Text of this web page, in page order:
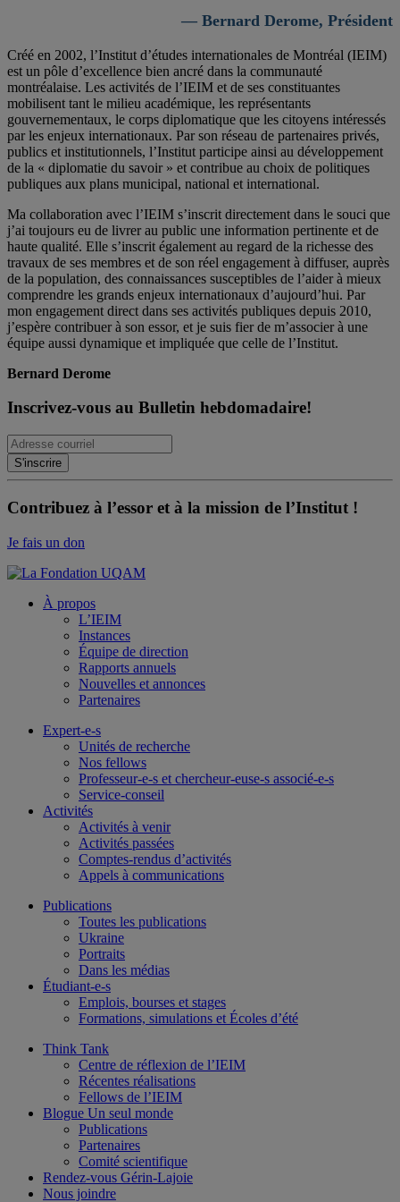
— Bernard Derome, Président
Créé en 2002, l’Institut d’études internationales de Montréal (IEIM)
est un pôle d’excellence bien ancré dans la communauté
montréalaise. Les activités de l’IEIM et de ses constituantes
mobilisent tant le milieu académique, les représentants
gouvernementaux, le corps diplomatique que les citoyens intéressés
par les enjeux internationaux. Par son réseau de partenaires privés,
publics et institutionnels, l’Institut participe ainsi au développement
de la « diplomatie du savoir » et contribue au choix de politiques
publiques aux plans municipal, national et international.
Ma collaboration avec l’IEIM s’inscrit directement dans le souci que
j’ai toujours eu de livrer au public une information pertinente et de
haute qualité. Elle s’inscrit également au regard de la richesse des
travaux de ses membres et de son réel engagement à diffuser, auprès
de la population, des connaissances susceptibles de l’aider à mieux
comprendre les grands enjeux internationaux d’aujourd’hui. Par
mon engagement direct dans ses activités publiques depuis 2010,
j’espère contribuer à son essor, et je suis fier de m’associer à une
équipe aussi dynamique et impliquée que celle de l’Institut.
Bernard Derome
Inscrivez-vous au Bulletin hebdomadaire!
Contribuez à l’essor et à la mission de l’Institut !
Je fais un don
À propos
L’IEIM
Instances
Équipe de direction
Rapports annuels
Nouvelles et annonces
Partenaires
Expert-e-s
Unités de recherche
Nos fellows
Professeur-e-s et chercheur-euse-s associé-e-s
Service-conseil
Activités
Activités à venir
Activités passées
Comptes-rendus d’activités
Appels à communications
Publications
Toutes les publications
Ukraine
Portraits
Dans les médias
Étudiant-e-s
Emplois, bourses et stages
Formations, simulations et Écoles d’été
Think Tank
Centre de réflexion de l’IEIM
Récentes réalisations
Fellows de l’IEIM
Blogue Un seul monde
Publications
Partenaires
Comité scientifique
Rendez-vous Gérin-Lajoie
Nous joindre